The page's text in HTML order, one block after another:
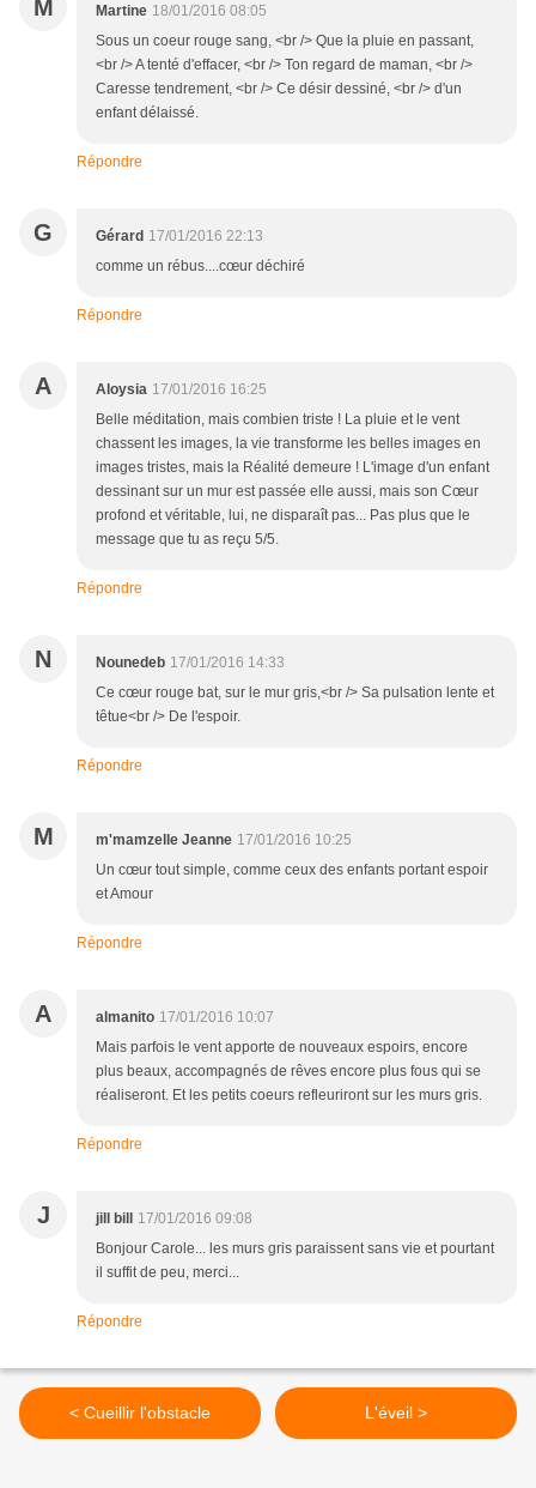
M Martine 18/01/2016 08:05
Sous un coeur rouge sang, <br /> Que la pluie en passant,
<br /> A tenté d'effacer, <br /> Ton regard de maman, <br />
Caresse tendrement, <br /> Ce désir dessiné, <br /> d'un
enfant délaissé.
Répondre
G Gérard 17/01/2016 22:13
comme un rébus....cœur déchiré
Répondre
A Aloysia 17/01/2016 16:25
Belle méditation, mais combien triste ! La pluie et le vent
chassent les images, la vie transforme les belles images en
images tristes, mais la Réalité demeure ! L'image d'un enfant
dessinant sur un mur est passée elle aussi, mais son Cœur
profond et véritable, lui, ne disparaît pas... Pas plus que le
message que tu as reçu 5/5.
Répondre
N Nounedeb 17/01/2016 14:33
Ce cœur rouge bat, sur le mur gris,<br /> Sa pulsation lente et
têtue<br /> De l'espoir.
Répondre
M m'mamzelle Jeanne 17/01/2016 10:25
Un cœur tout simple, comme ceux des enfants portant espoir
et Amour
Répondre
A almanito 17/01/2016 10:07
Mais parfois le vent apporte de nouveaux espoirs, encore
plus beaux, accompagnés de rêves encore plus fous qui se
réaliseront. Et les petits coeurs refleuriront sur les murs gris.
Répondre
J jill bill
17/01/2016 09:08
Bonjour Carole... les murs gris paraissent sans vie et pourtant
il suffit de peu, merci...
Répondre
< Cueillir l'obstacle L'éveil >